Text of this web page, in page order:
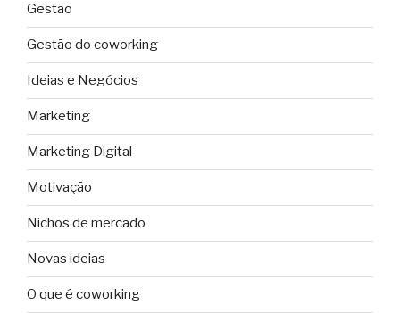
Gestão
Gestão do coworking
Ideias e Negócios
Marketing
Marketing Digital
Motivação
Nichos de mercado
Novas ideias
O que é coworking